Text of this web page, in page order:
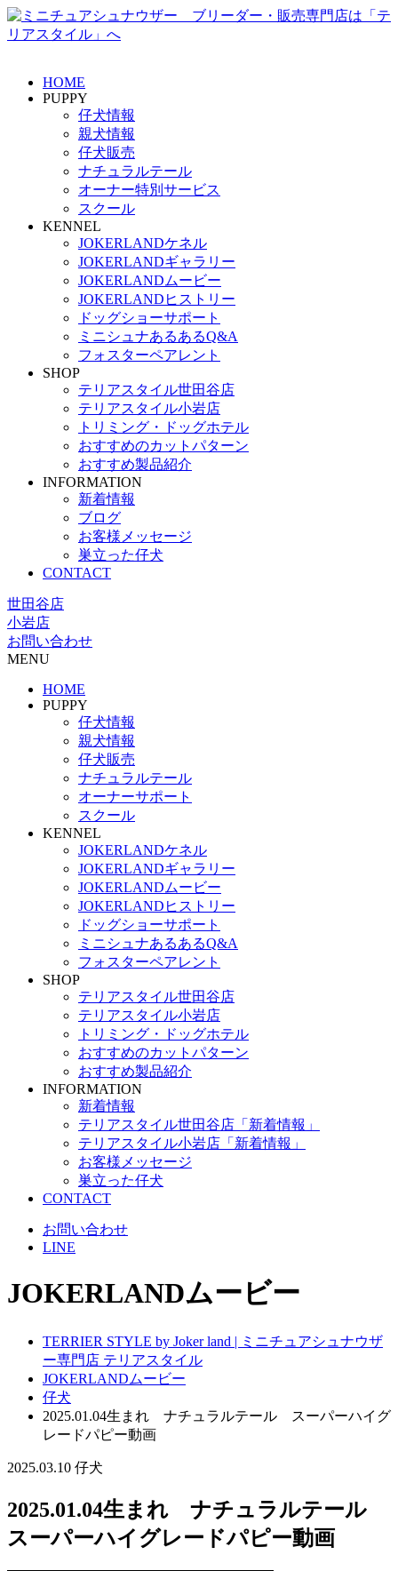
HOME
PUPPY
仔犬情報
親犬情報
仔犬販売
ナチュラルテール
オーナー特別サービス
スクール
KENNEL
JOKERLANDケネル
JOKERLANDギャラリー
JOKERLANDムービー
JOKERLANDヒストリー
ドッグショーサポート
ミニシュナあるあるQ&A
フォスターペアレント
SHOP
テリアスタイル世田谷店
テリアスタイル小岩店
トリミング・ドッグホテル
おすすめのカットパターン
おすすめ製品紹介
INFORMATION
新着情報
ブログ
お客様メッセージ
巣立った仔犬
CONTACT
世田谷店
小岩店
お問い合わせ
MENU
HOME
PUPPY
仔犬情報
親犬情報
仔犬販売
ナチュラルテール
オーナーサポート
スクール
KENNEL
JOKERLANDケネル
JOKERLANDギャラリー
JOKERLANDムービー
JOKERLANDヒストリー
ドッグショーサポート
ミニシュナあるあるQ&A
フォスターペアレント
SHOP
テリアスタイル世田谷店
テリアスタイル小岩店
トリミング・ドッグホテル
おすすめのカットパターン
おすすめ製品紹介
INFORMATION
新着情報
テリアスタイル世田谷店「新着情報」
テリアスタイル小岩店「新着情報」
お客様メッセージ
巣立った仔犬
CONTACT
お問い合わせ
LINE
JOKERLANDムービー
TERRIER STYLE by Joker land | ミニチュアシュナウザ
ー専門店 テリアスタイル
JOKERLANDムービー
仔犬
2025.01.04生まれ ナチュラルテール スーパーハイグ
レードパピー動画
2025.03.10 仔犬
2025.01.04生まれ ナチュラルテール
スーパーハイグレードパピー動画